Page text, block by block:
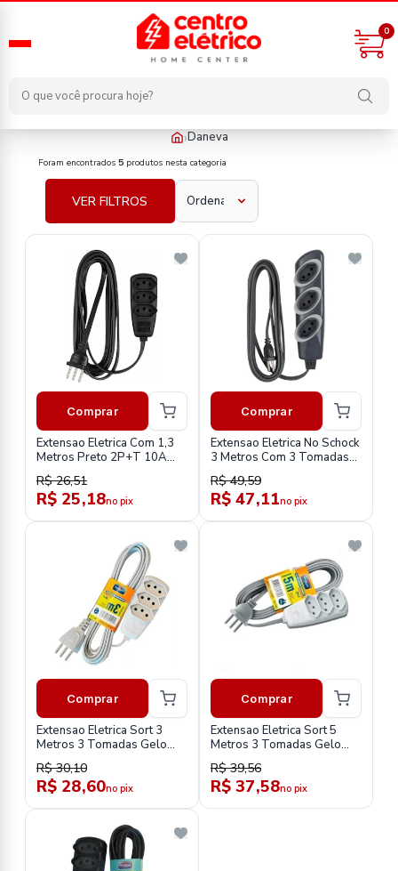
0
›Daneva
fabricante/daneva
Foram encontrados 5 produtos nesta categoria
VER FILTROS
Comprar
Extensao Eletrica Com 1,3
Metros Preto 2P+T 10A
Sort-Daneva
R$ 26,51
R$ 25,18no pix
Comprar
Extensao Eletrica No Schock
3 Metros Com 3 Tomadas
2P+T 250V 10A Grafite-
Daneva
R$ 49,59
R$ 47,11no pix
Comprar
Extensao Eletrica Sort 3
Metros 3 Tomadas Gelo
2p+T 10A 250V-Daneva
R$ 30,10
R$ 28,60no pix
Comprar
Extensao Eletrica Sort 5
Metros 3 Tomadas Gelo
2p+T 10A 250V-Daneva
R$ 39,56
R$ 37,58no pix